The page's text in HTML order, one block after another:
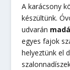
A karácsony
készültünk.
udvarán
egyes fajok
helyeztünk el